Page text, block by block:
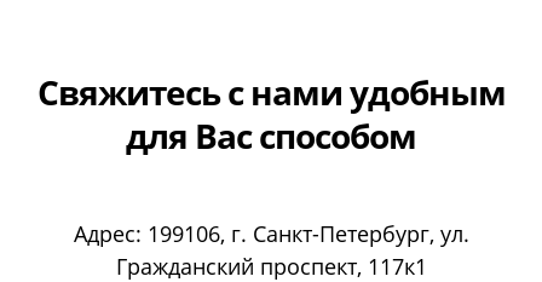
Свяжитесь с намиудобным
для Вас способом
Адрес: 199106, г. Санкт-Петербург, ул.
Гражданский проспект, 117к1